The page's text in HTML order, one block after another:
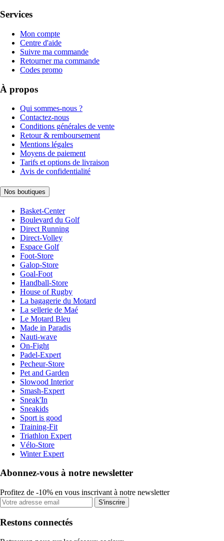
Services
Mon compte
Centre d'aide
Suivre ma commande
Retourner ma commande
Codes promo
À propos
Qui sommes-nous ?
Contactez-nous
Conditions générales de vente
Retour & remboursement
Mentions légales
Moyens de paiement
Tarifs et options de livraison
Avis de confidentialité
Nos boutiques
Basket-Center
Boulevard du Golf
Direct Running
Direct-Volley
Espace Golf
Foot-Store
Galop-Store
Goal-Foot
Handball-Store
House of Rugby
La bagagerie du Motard
La sellerie de Maé
Le Motard Bleu
Made in Paradis
Nauti-wave
On-Fight
Padel-Expert
Pecheur-Store
Pet and Garden
Slowood Interior
Smash-Expert
Sneak'In
Sneakids
Sport is good
Training-Fit
Triathlon Expert
Vélo-Store
Winter Expert
Abonnez-vous à notre newsletter
Profitez de -10% en vous inscrivant à notre newsletter
S'inscrire
Restons connectés